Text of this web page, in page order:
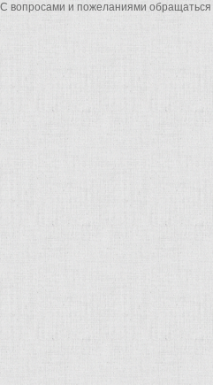
С вопросами и пожеланиями обращаться